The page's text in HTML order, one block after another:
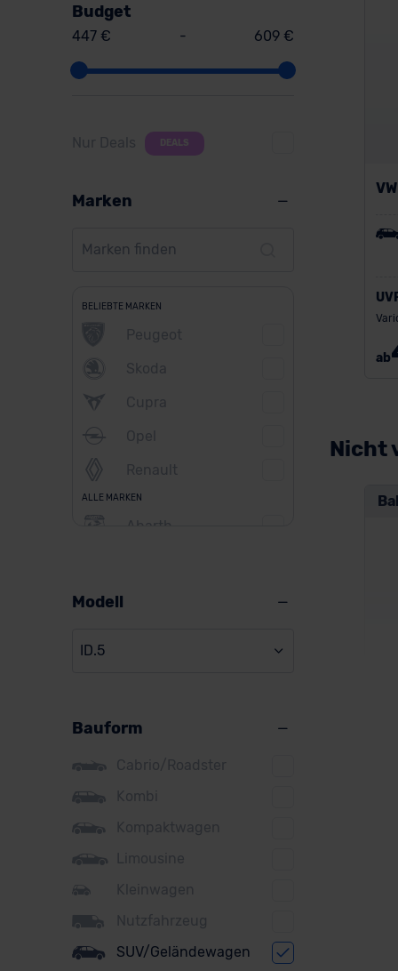
Budget
447 € - 609 €
Nur Deals DEALS
Marken
BELIEBTE MARKEN
Peugeot
Skoda
Cupra
Opel
Renault
ALLE MARKEN
Abarth
Citroen
Cupra
DS
Dacia
Fiat
Ford
Honda
Modell
ID.5
Bauform
Cabrio/Roadster
Kombi
Kompaktwagen
Limousine
Kleinwagen
Nutzfahrzeug
SUV/Geländewagen
ab
Nicht